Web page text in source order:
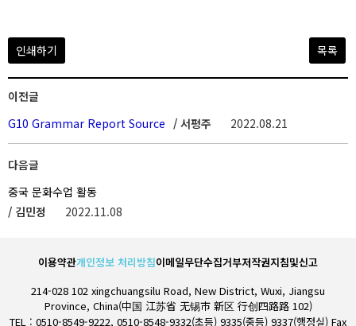
인쇄하기 목록
이전글
G10 Grammar Report Source / 서평주 2022.08.21
다음글
중국 문화수업 활동
/ 김민정
2022.11.08
이용약관개인정보 처리방침이메일무단수집거부저작권지침및신고
214-028 102 xingchuangsilu Road, New District, Wuxi, Jiangsu
Province, China(中国 江苏省 无锡市 新区 行创四路路 102)
TEL : 0510-8549-9222, 0510-8548-9332(초등) 9335(중등) 9337(행정실) Fax